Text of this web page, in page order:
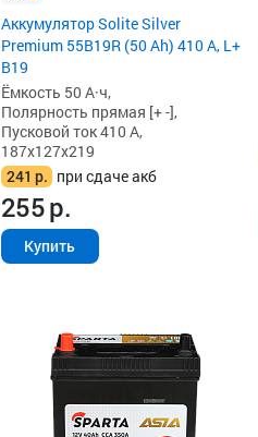
Аккумулятор Solite Silver
Premium 55B19R (50 Ah) 410 А, L+
B19
Ёмкость 50 А·ч,
Полярность прямая [+ -],
Пусковой ток 410 А,
187x127x219
241 р. при сдаче акб
255р.
Купить